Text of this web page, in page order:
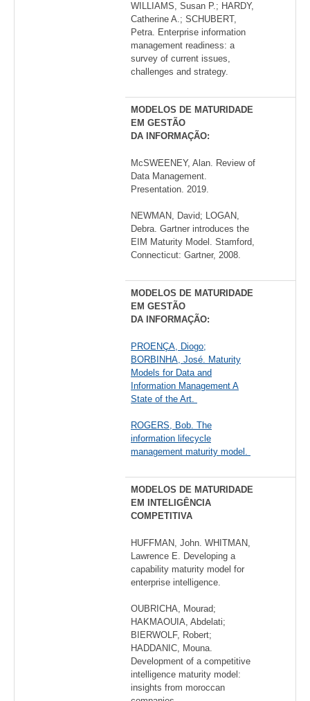
WILLIAMS, Susan P.; HARDY,
Catherine A.; SCHUBERT,
Petra. Enterprise information
management readiness: a
survey of current issues,
challenges and strategy.
MODELOS DE MATURIDADE
EM GESTÃO
DA INFORMAÇÃO:
McSWEENEY, Alan. Review of
Data Management.
Presentation. 2019.
NEWMAN, David; LOGAN,
Debra. Gartner introduces the
EIM Maturity Model. Stamford,
Connecticut: Gartner, 2008.
MODELOS DE MATURIDADE
EM GESTÃO
DA INFORMAÇÃO:
PROENÇA, Diogo;
BORBINHA, José. Maturity
Models for Data and
Information Management A
State of the Art.
ROGERS, Bob. The
information lifecycle
management maturity model.
MODELOS DE MATURIDADE
EM INTELIGÊNCIA
COMPETITIVA
HUFFMAN, John. WHITMAN,
Lawrence E. Developing a
capability maturity model for
enterprise intelligence.
OUBRICHA, Mourad;
HAKMAOUIA, Abdelati;
BIERWOLF, Robert;
HADDANIC, Mouna.
Development of a competitive
intelligence maturity model:
insights from moroccan